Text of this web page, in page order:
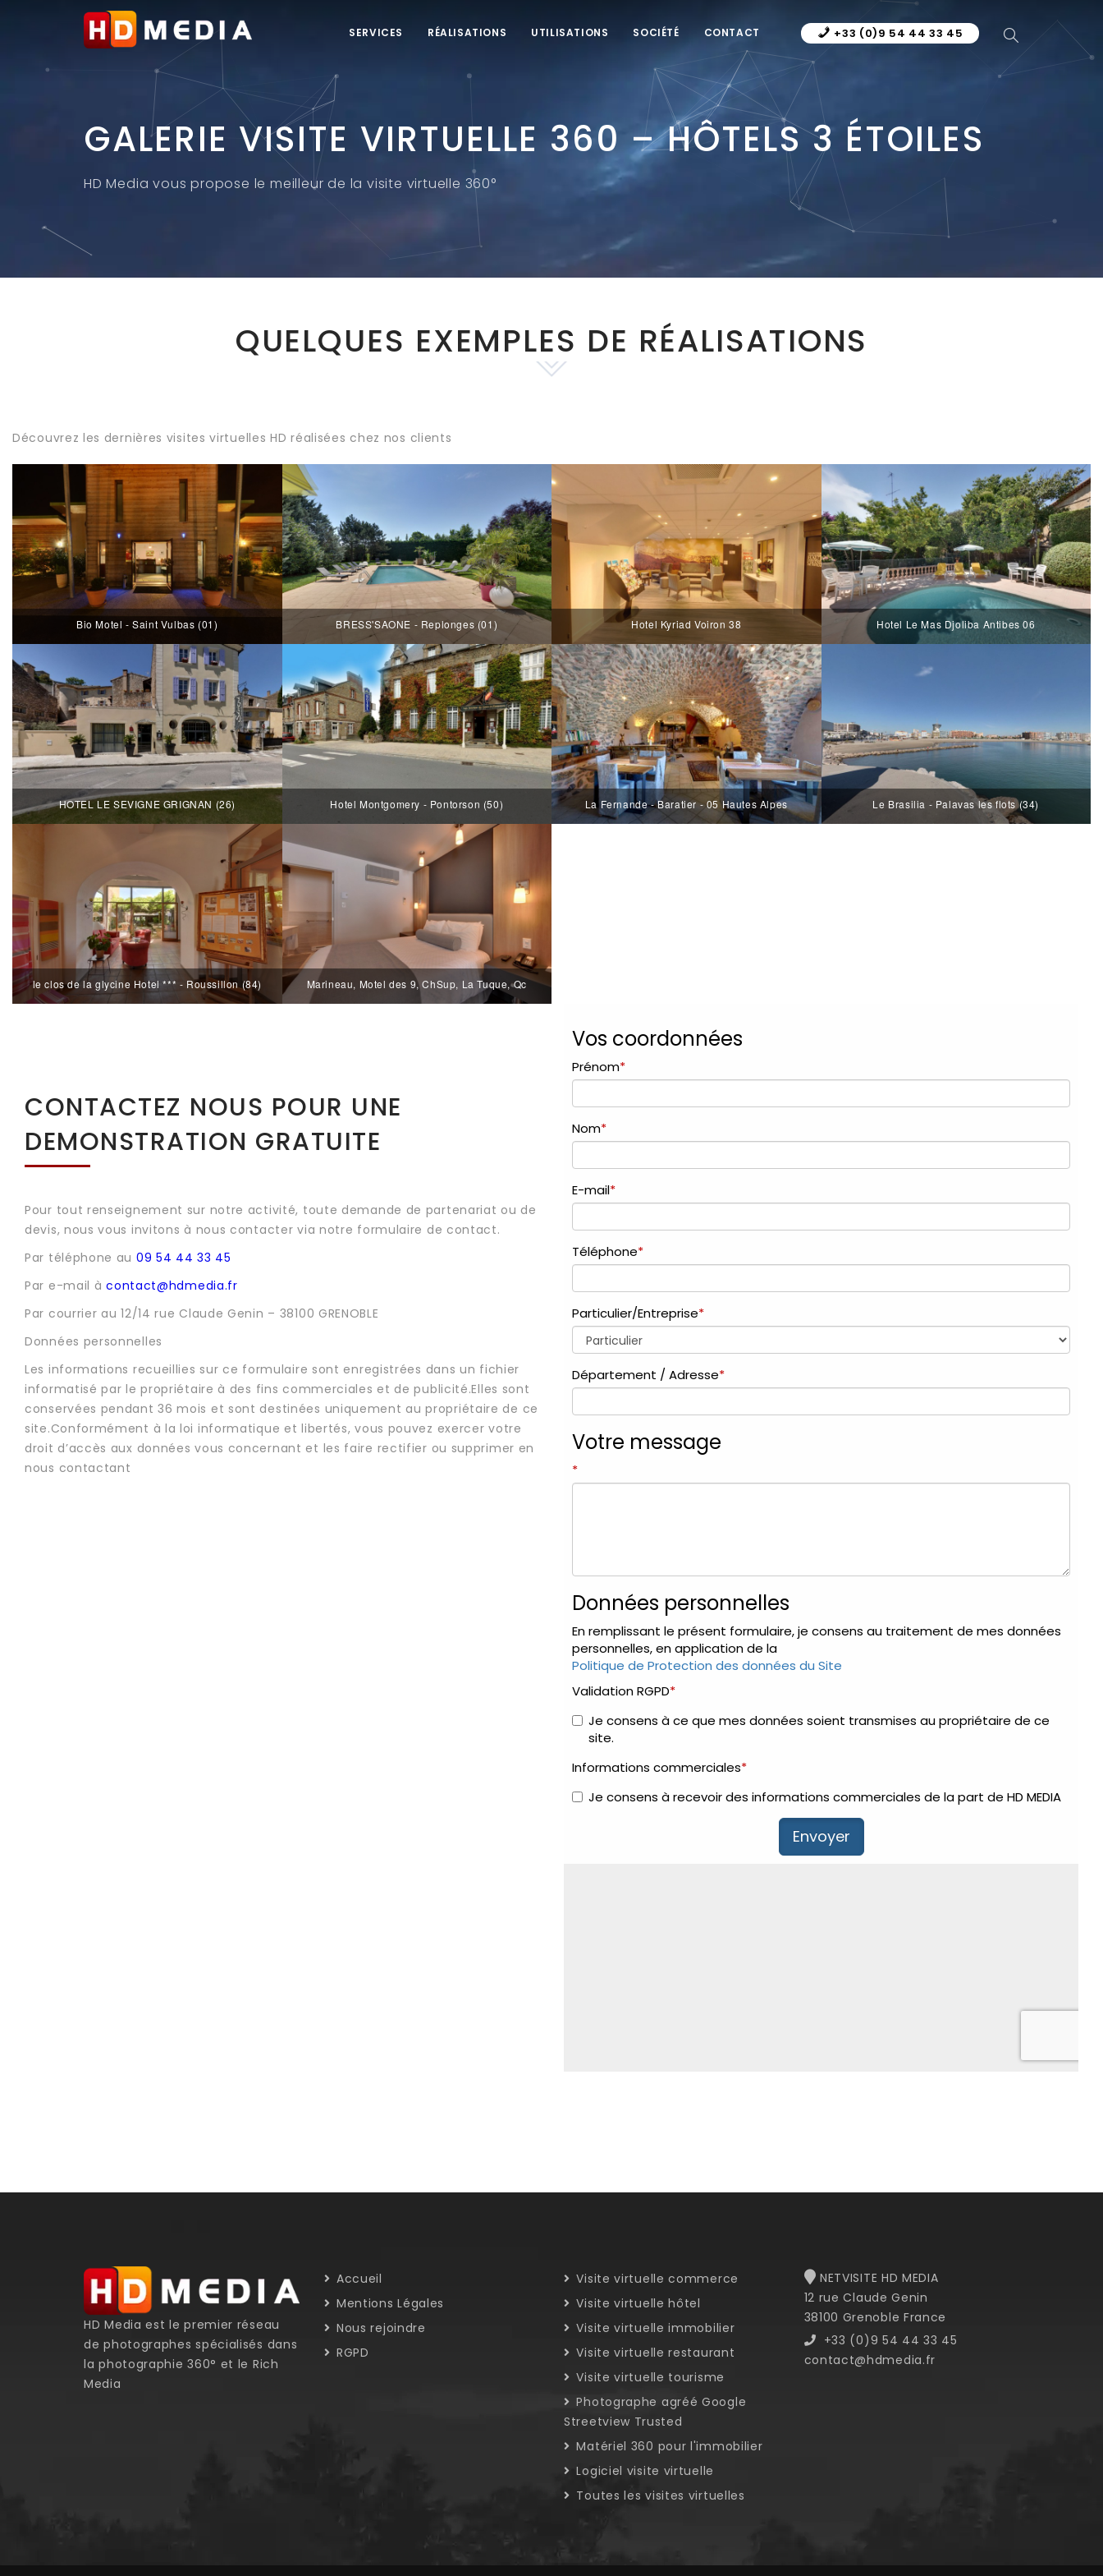
SERVICES RÉALISATIONS UTILISATIONS SOCIÉTÉ CONTACT +33 (0)9 54 44 33 45
GALERIE VISITE VIRTUELLE 360 – HÔTELS 3 ÉTOILES
HD Media vous propose le meilleur de la visite virtuelle 360°
QUELQUES EXEMPLES DE RÉALISATIONS
Découvrez les dernières visites virtuelles HD réalisées chez nos clients
Bio Motel - Saint Vulbas (01) BRESS'SAONE - Replonges (01) Hotel Kyriad Voiron 38 Hotel Le Mas Djoliba Antibes 06
HOTEL LE SEVIGNE GRIGNAN (26) Hotel Montgomery - Pontorson (50) La Fernande - Baratier - 05 Hautes Alpes Le Brasilia - Palavas les flots (34)
le clos de la glycine Hotel *** - Roussillon (84) Marineau, Motel des 9, ChSup, La Tuque, Qc
CONTACTEZ NOUS POUR UNE
DEMONSTRATION GRATUITE
Pour tout renseignement sur notre activité, toute demande de partenariat ou de
devis, nous vous invitons à nous contacter via notre formulaire de contact.
Par téléphone au 09 54 44 33 45
Par e-mail àcontact@hdmedia.fr
Par courrier au 12/14 rue Claude Genin – 38100 GRENOBLE
Données personnelles
Les informations recueillies sur ce formulaire sont enregistrées dans un fichier
informatisé par le propriétaire à des fins commerciales et de publicité.Elles sont
conservées pendant 36 mois et sont destinées uniquement au propriétaire de ce
site.Conformément à la loi informatique et libertés, vous pouvez exercer votre
droit d’accès aux données vous concernant et les faire rectifier ou supprimer en
nous contactant
HD Media est le premier réseau
de photographes spécialisés dans
la photographie 360° et le Rich
Media
Accueil
Mentions Légales
Nous rejoindre
RGPD
Visite virtuelle commerce
Visite virtuelle hôtel
Visite virtuelle immobilier
Visite virtuelle restaurant
Visite virtuelle tourisme
Photographe agréé Google
Streetview Trusted
Matériel 360 pour l'immobilier
Logiciel visite virtuelle
Toutes les visites virtuelles
NETVISITE HD MEDIA
12 rue Claude Genin
38100 Grenoble France
+33 (0)9 54 44 33 45
contact@hdmedia.fr